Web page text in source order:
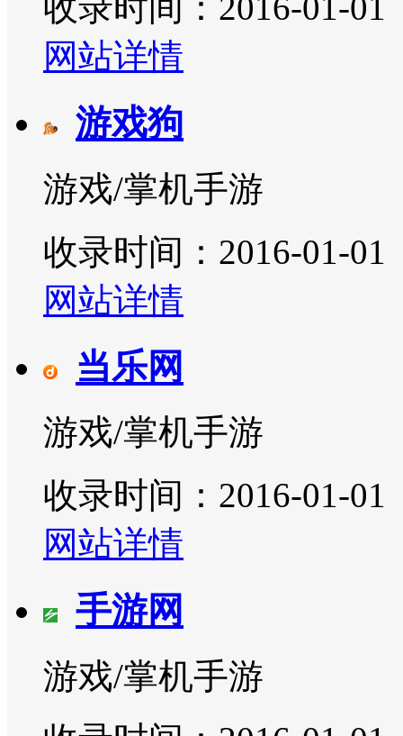
收录时间：2016-01-01
网站详情
游戏狗
游戏/掌机手游
收录时间：2016-01-01
网站详情
当乐网
游戏/掌机手游
收录时间：2016-01-01
网站详情
手游网
游戏/掌机手游